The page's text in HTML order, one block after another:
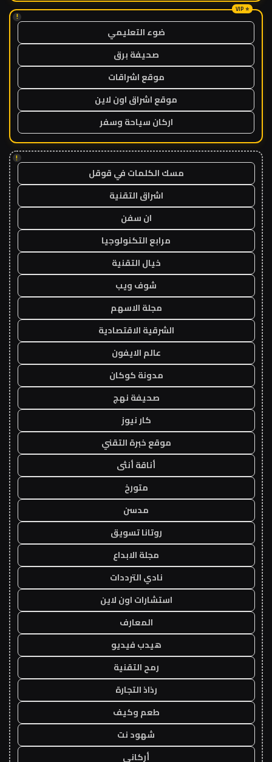
!
ضوء التعليمي
صحيفة برق
موقع اشراقات
موقع اشراق اون لاين
اركان سياحة وسفر
!
مسك الكلمات في قوقل
اشراق التقنية
ان سفن
مرابع التكنولوجيا
خيال التقنية
شوف ويب
مجلة الاسهم
الشرقية الاقتصادية
عالم الايفون
مدونة كوكان
صحيفة نهج
كار نيوز
موقع خبرة التقني
أناقة أنثى
متورخ
مدسن
روتانا تسويق
مجلة الابداع
نادي الترددات
استشارات اون لاين
المعارف
هيدب فيديو
رمح التقنية
رذاذ التجارة
طعم وكيف
شهود نت
أركاني